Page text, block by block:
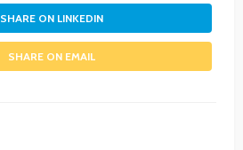
SHARE ON LINKEDIN
SHARE ON EMAIL